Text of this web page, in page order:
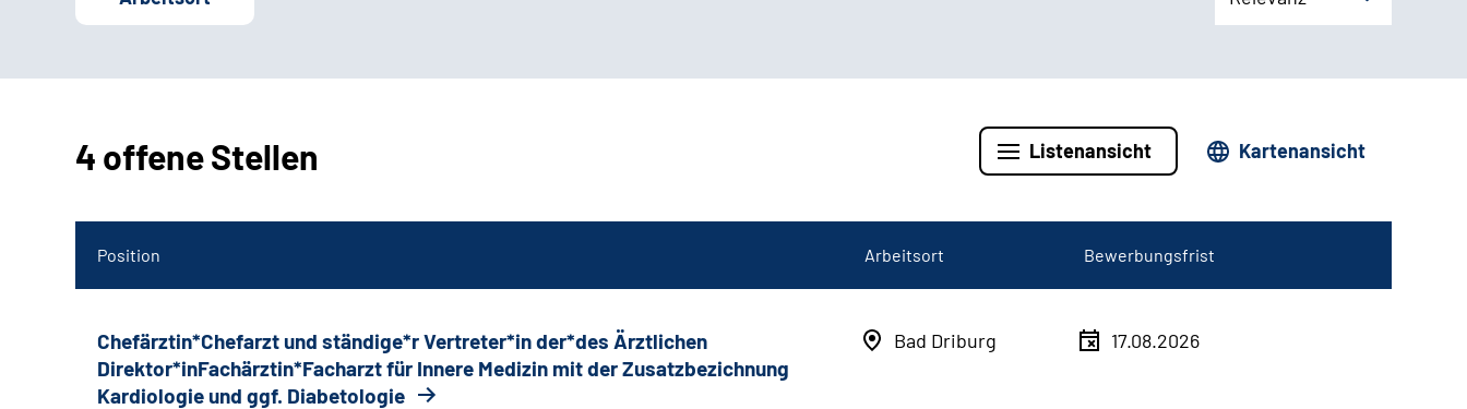
4 offene Stellen Listenansicht Kartenansicht
Position Arbeitsort Bewerbungsfrist
Chefärztin*Chefarzt und ständige*r Vertreter*in der*des Ärztlichen
Direktor*inFachärztin*Facharzt für Innere Medizin mit der Zusatzbezichnung
Kardiologie und ggf. Diabetologie
Bad Driburg 17.08.2026